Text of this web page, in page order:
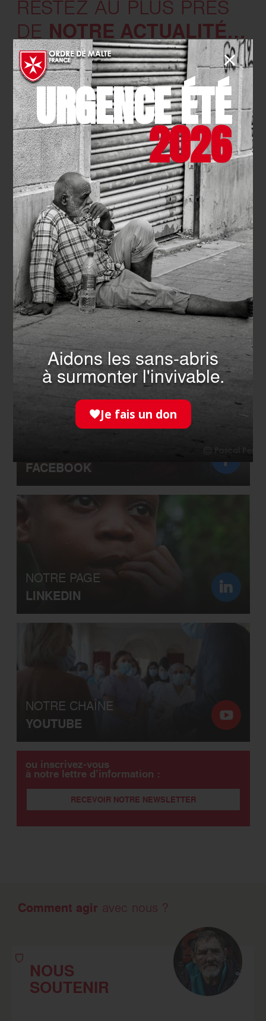
RESTEZ AU PLUS PRÈS
DE NOTRE ACTUALITÉ…
Suivez-nous sur :
NOTRE COMPTE
X (TWITTER)
NOTRE PAGE
INSTAGRAM
FACEBOOK
NOTRE PAGE
LINKEDIN
NOTRE CHAÎNE
YOUTUBE
ou inscrivez-vous
à notre lettre d’information :
RECEVOIR NOTRE NEWSLETTER
Comment agir avec nous ?
NOUS
SOUTENIR
URGENCE ÉTÉ
2026
Aidons les sans-abris
à surmonter l'invivable.
Je fais un don